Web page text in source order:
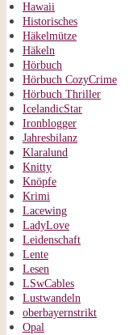
Hawaii
Historisches
Häkelmütze
Häkeln
Hörbuch
Hörbuch CozyCrime
Hörbuch Thriller
IcelandicStar
Ironblogger
Jahresbilanz
Klaralund
Knitty
Knöpfe
Krimi
Lacewing
LadyLove
Leidenschaft
Lente
Lesen
LSwCables
Lustwandeln
oberbayernstrikt
Opal